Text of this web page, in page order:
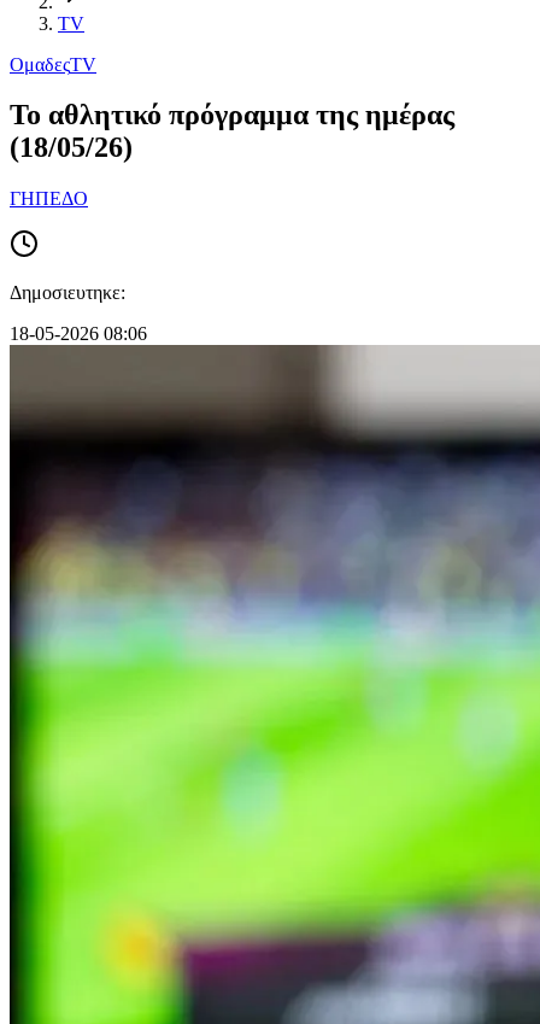
TV
ΟμαδεςTV
Το αθλητικό πρόγραμμα της ημέρας
(18/05/26)
ΓΗΠΕΔΟ
Δημοσιευτηκε:
18-05-2026 08:06